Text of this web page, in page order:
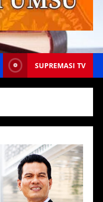
SUPREMASI TV